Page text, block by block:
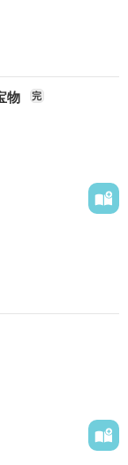
うでおこらない物
読んでやってく
物 完
えるのか…
ないよ…
がとう。